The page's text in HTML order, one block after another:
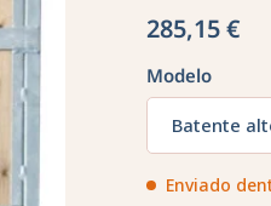
285,15 €
Modelo
Batente
Enviado